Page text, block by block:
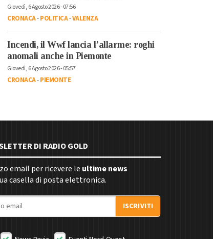
Giovedì, 6 Agosto 2026 - 07:56
CRONACA-POLITICA-VALENZA
Incendi, il Wwf lancia l’allarme: roghi
anomali anche in Piemonte
Giovedì, 6 Agosto 2026 - 05:57
CRONACA-PIEMONTE
DI RADIO GOLD
email per ricevere le ultime news
casella di posta elettronica.
ISCRIVITI